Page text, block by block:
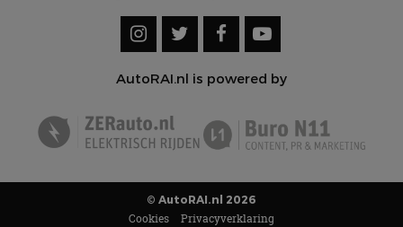
AutoRAI.nl is powered by
© AutoRAI.nl 2026
Cookies Privacyverklaring